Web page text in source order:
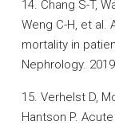
14. Chang S-T,
Weng C-H, et al.
mortality in
Nephrology.
15. Verhelst D,
Hantson P.